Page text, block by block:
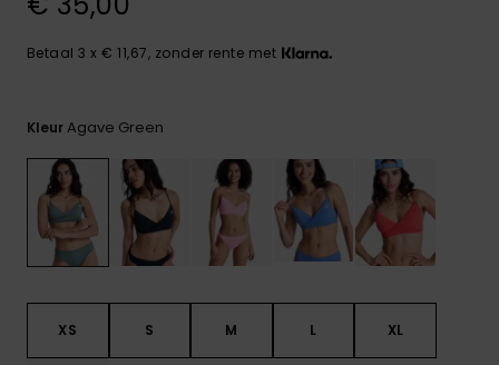
Hoeden &
mutsen
Zonnebrillen
Wetsuits
Accessoires
ROXY APP
Betaal 3 x € 11,67, zonder rente met
KleurAgave Green
XS S M L XL